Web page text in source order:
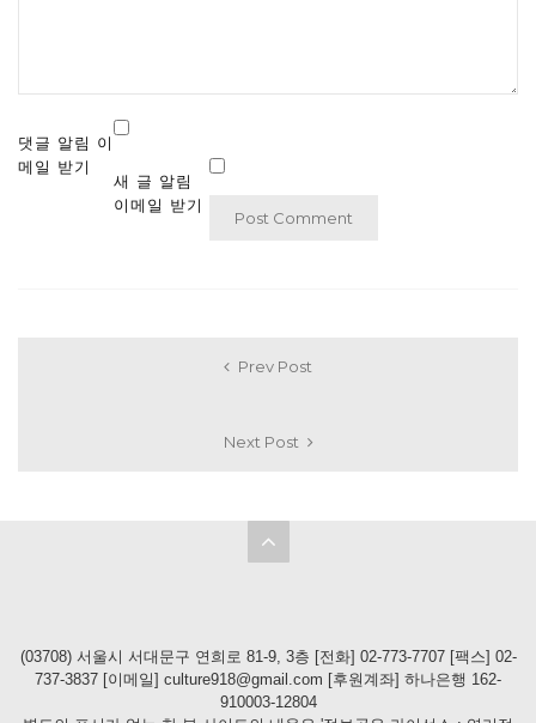
댓글 알림 이
메일 받기
새 글 알림
이메일 받기
Prev Post
Next Post
(03708) 서울시 서대문구 연희로 81-9, 3층 [전화] 02-773-7707 [팩스] 02-
737-3837 [이메일] culture918@gmail.com [후원계좌] 하나은행 162-
910003-12804